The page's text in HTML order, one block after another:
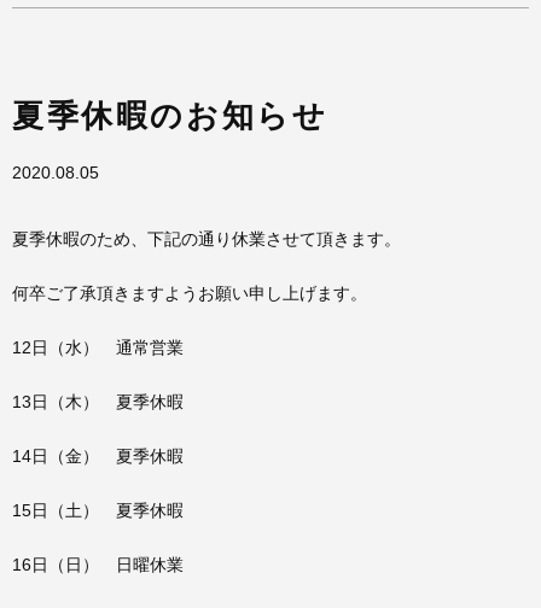
夏季休暇のお知らせ
2020.08.05
夏季休暇のため、下記の通り休業させて頂きます。
何卒ご了承頂きますようお願い申し上げます。
12日（水） 通常営業
13日（木） 夏季休暇
14日（金） 夏季休暇
15日（土） 夏季休暇
16日（日） 日曜休業